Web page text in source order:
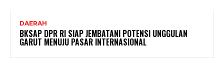
DAERAH
BKSAP DPR RI SIAP JEMBATANI POTENSI UNGGULAN
GARUT MENUJU PASAR INTERNASIONAL